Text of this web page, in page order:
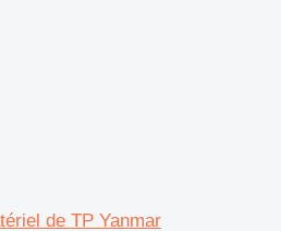
de TP Yanmar